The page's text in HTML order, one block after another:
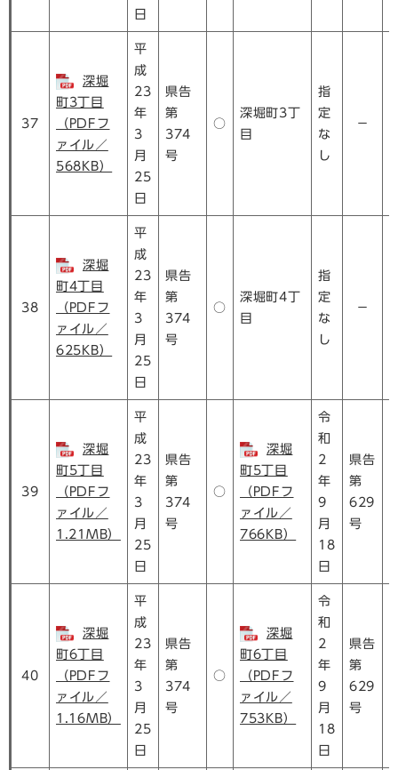
日
37
深堀
町3丁目
（PDFフ
ァイル／
568KB）
平
成
23
年
3
月
25
日
県告
第
374
号
○
深堀町3丁
目
指
定
な
し
－
38
深堀
町4丁目
（PDFフ
ァイル／
625KB）
平
成
23
年
3
月
25
日
県告
第
374
号
○
深堀町4丁
目
指
定
な
し
－
39
深堀
町5丁目
（PDFフ
ァイル／
1.21MB）
平
成
23
年
3
月
25
日
県告
第
374
号
○
深堀
町5丁目
（PDFフ
ァイル／
766KB）
令
和
2
年
9
月
18
日
県告
第
629
号
40
深堀
町6丁目
（PDFフ
ァイル／
1.16MB）
平
成
23
年
3
月
25
日
県告
第
374
号
○
深堀
町6丁目
（PDFフ
ァイル／
753KB）
令
和
2
年
9
月
18
日
県告
第
629
号